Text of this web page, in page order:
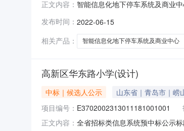
正文内容： 智能信息化地下停车系统及商业
管理有限公司联系人：董晓妍联
发布时间： 2022-06-15
相关产品：
智能信息化地下停车系统及商业中心
高新区华东路小学(设计)
中标｜候选人公示
山东省｜青岛市｜崂
项目编号： E3702002313011181001001
正文内容： 全省招标类信息系统预中标公示